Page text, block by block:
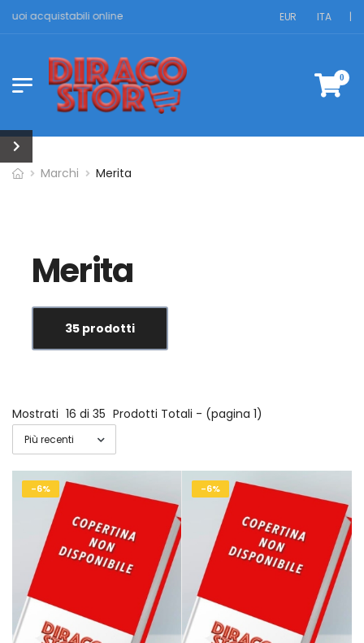
acquistabili online EUR ITA |
0
Marchi Merita
Merita
35 prodotti
Mostrati 16 di 35 Prodotti Totali - (pagina 1)
-6% -6%